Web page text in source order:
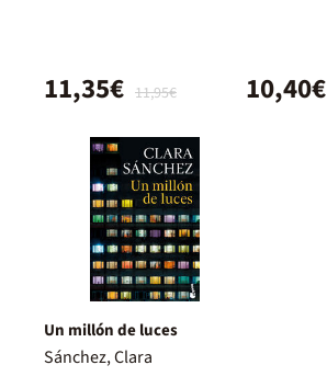
11,95€
11,35€ 10,40€
Un millón de luces
Sánchez, Clara